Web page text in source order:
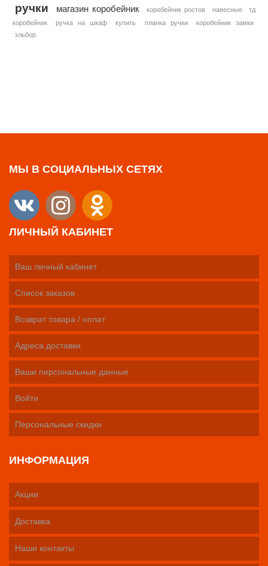
ручки магазин коробейник коробейник ростов навесные
тд
коробейник
ручка на шкаф купить планка ручки
коробейник замки
эльбор
МЫ В СОЦИАЛЬНЫХ СЕТЯХ
ЛИЧНЫЙ КАБИНЕТ
Ваш личный кабинет
Список заказов
Возврат товара / оплат
Адреса доставки
Ваши персональные данные
Войти
Персональные скидки
ИНФОРМАЦИЯ
Акции
Доставка
Наши контакты